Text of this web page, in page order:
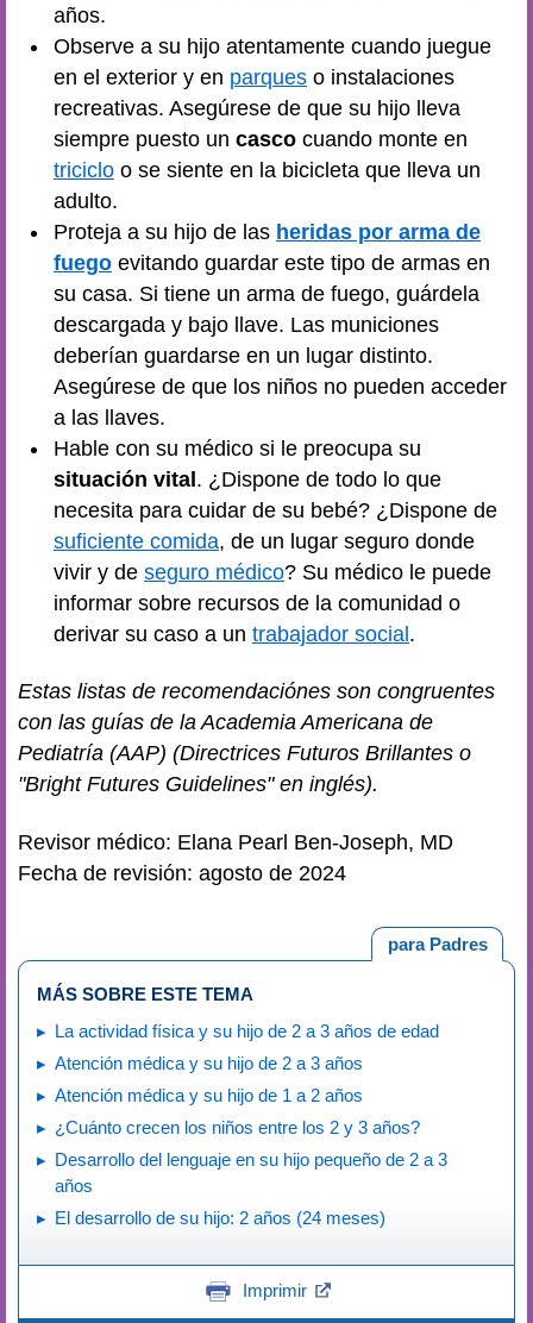
años.
Observe a su hijo atentamente cuando juegue
en el exterior y en parques o instalaciones
recreativas. Asegúrese de que su hijo lleva
siempre puesto un casco cuando monte en
triciclo o se siente en la bicicleta que lleva un
adulto.
Proteja a su hijo de las heridas por arma de
fuego evitando guardar este tipo de armas en
su casa. Si tiene un arma de fuego, guárdela
descargada y bajo llave. Las municiones
deberían guardarse en un lugar distinto.
Asegúrese de que los niños no pueden acceder
a las llaves.
Hable con su médico si le preocupa su
situación vital. ¿Dispone de todo lo que
necesita para cuidar de su bebé? ¿Dispone de
suficiente comida, de un lugar seguro donde
vivir y de seguro médico? Su médico le puede
informar sobre recursos de la comunidad o
derivar su caso a un trabajador social.
Estas listas de recomendaciónes son congruentes
con las guías de la Academia Americana de
Pediatría (AAP) (Directrices Futuros Brillantes o
"Bright Futures Guidelines" en inglés).
Revisor médico: Elana Pearl Ben-Joseph, MD
Fecha de revisión: agosto de 2024
para Padres
MÁS SOBRE ESTE TEMA
La actividad física y su hijo de 2 a 3 años de edad
Atención médica y su hijo de 2 a 3 años
Atención médica y su hijo de 1 a 2 años
¿Cuánto crecen los niños entre los 2 y 3 años?
Desarrollo del lenguaje en su hijo pequeño de 2 a 3
años
El desarrollo de su hijo: 2 años (24 meses)
Imprimir